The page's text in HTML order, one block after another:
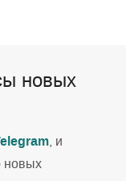
новых
, и
новых